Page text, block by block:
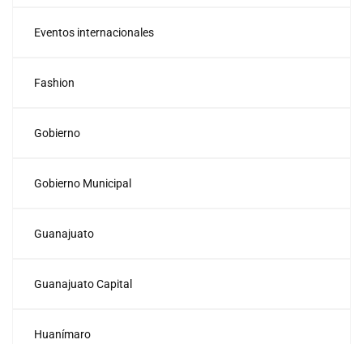
Eventos internacionales
Fashion
Gobierno
Gobierno Municipal
Guanajuato
Guanajuato Capital
Huanímaro